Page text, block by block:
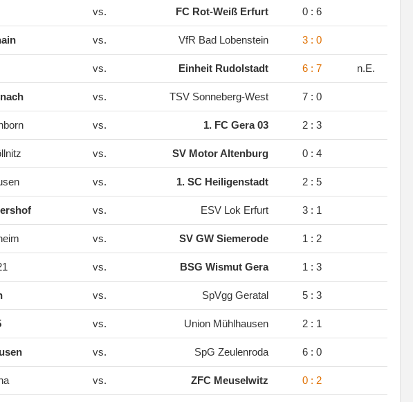
vs. FC Rot-Weiß Erfurt 0 : 6
vs. VfR Bad Lobenstein 3 : 0
vs. Einheit Rudolstadt 6 : 7 n.E.
vs. TSV Sonneberg-West 7 : 0
vs. 1. FC Gera 03 2 : 3
vs. SV Motor Altenburg 0 : 4
vs. 1. SC Heiligenstadt 2 : 5
vs. ESV Lok Erfurt 3 : 1
vs. SV GW Siemerode 1 : 2
vs. BSG Wismut Gera 1 : 3
vs. SpVgg Geratal 5 : 3
vs. Union Mühlhausen 2 : 1
vs. SpG Zeulenroda 6 : 0
vs. ZFC Meuselwitz 0 : 2